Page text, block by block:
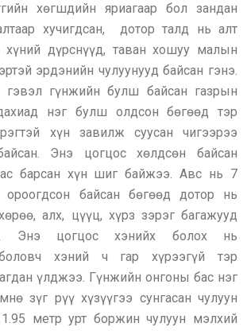
хөгшдийн яриагаар бол зандан
хучигдсан, дотор талд нь алт
хүний дүрснүүд, таван хошуу малын
эрдэнийн чулуунууд байсан гэнэ.
гэвэл гүнжийн булш байсан газрын
нэг булш олдсон бөгөөд тэр
хүн завилж суусан чигээрээ
Энэ цогцос хөлдсөн байсан
барсан хүн шиг байжээ. Авс нь 7
ороогдсон байсан бөгөөд дотор нь
алх, цүүц, хүрз зэрэг багажууд
Энэ цогцос хэнийх болох нь
боловч хэний ч гар хүрээгүй тэр
үлджээ. Гүнжийн онгоны бас нэг
зүг рүү хүзүүгээ сунгасан чулуун
метр урт боржин чулуун мэлхий